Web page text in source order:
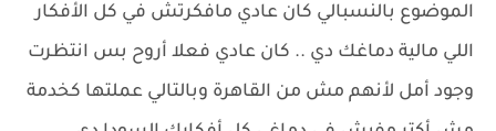
الموضوع بالنسبالي كان عادي مافكرتش في كل الأفكار
اللي مالية دماغك دي .. كان عادي فعلا أروح بس انتظرت
وجود أمل لأنهم مش من القاهرة وبالتالي عملتها كخدمة